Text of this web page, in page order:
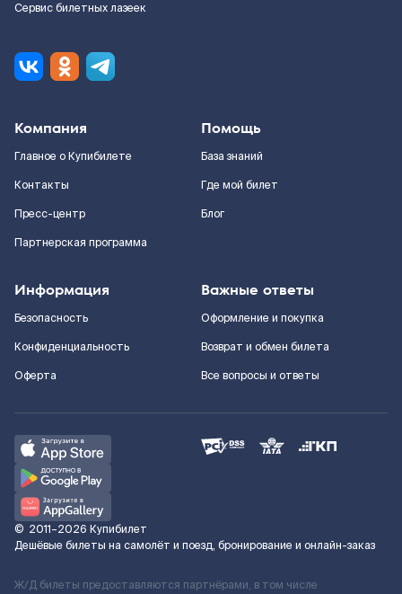
Сервис билетных лазеек
Компания
Главное о Купибилете
Контакты
Пресс-центр
Партнерская программа
Помощь
База знаний
Где мой билет
Блог
Информация
Безопасность
Конфиденциальность
Оферта
Важные ответы
Оформление и покупка
Возврат и обмен билета
Все вопросы и ответы
© 2011–2026 Купибилет
Дешёвые билеты на самолёт и поезд, бронирование и онлайн-заказ
Ж/Д билеты предоставляются партнёрами, в том числе